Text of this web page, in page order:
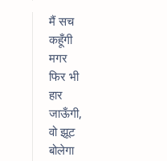
मैं सच
कहूँगी
मगर
फिर भी
हार
जाऊँगी,
वो झूट
बोलेगा